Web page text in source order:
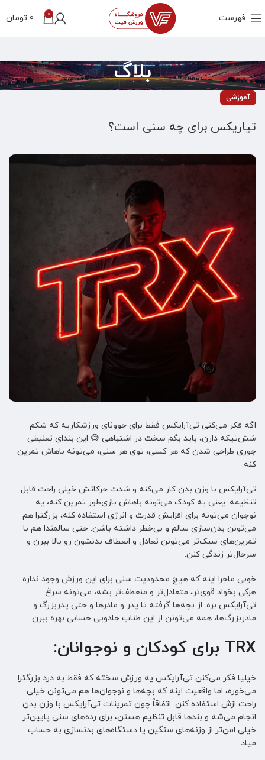
فهرست 0
0 تومان
بلاگ
آموزشی
تیاریکس برای چه سنی است؟
اگه فکر می‌کنی تی‌آر‌ایکس فقط برای جوونای ورزشکاریه که شکم
شش‌تیکه دارن، باید بگم سخت در اشتباهی 😅 این بندای تعلیقی
جوری طراحی شدن که هر کسی، توی هر سنی، می‌تونه باهاش تمرین
کنه.
تی‌آر‌ایکس با وزن بدن کار می‌کنه و شدت حرکاتش خیلی راحت قابل
تنظیمه. یعنی یه کودک می‌تونه باهاش بازی‌طور تمرین کنه، یه
نوجوان می‌تونه برای افزایش قدرت و انرژی استفاده کنه، بزرگترا هم
می‌تونن بدن‌سازی سالم و بی‌خطر داشته باشن. حتی سالمندا هم با
تمرین‌های سبک‌تر می‌تونن تعادل و انعطاف بدنشون رو بالا ببرن و
سرحال‌تر زندگی کنن.
خوبی ماجرا اینه که هیچ محدودیت سنی برای این ورزش وجود نداره.
هرکی بخواد قوی‌تر، متعادل‌تر و منعطف‌تر بشه، می‌تونه سراغ
تی‌آر‌ایکس بره. از بچه‌ها گرفته تا پدر و مادرها و حتی پدربزرگ و
مادربزرگ‌ها، همه می‌تونن از این طناب جادویی حسابی بهره ببرن.
TRX برای کودکان و نوجوانان:
خیلیا فکر می‌کنن تی‌آر‌ایکس یه ورزش سخته که فقط به درد بزرگترا
می‌خوره، اما واقعیت اینه که بچه‌ها و نوجوان‌ها هم می‌تونن خیلی
راحت ازش استفاده کنن. اتفاقاً چون تمرینات تی‌آر‌ایکس با وزن بدن
انجام می‌شه و بندها قابل تنظیم هستن، برای رده‌های سنی پایین‌تر
خیلی امن‌تر از وزنه‌های سنگین یا دستگاه‌های بدنسازی به حساب
میاد.